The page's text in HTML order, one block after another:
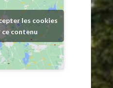
les cookies
contenu